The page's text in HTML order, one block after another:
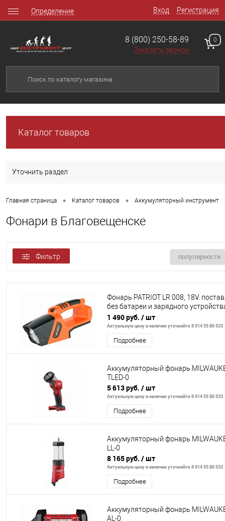
Вход Регистрация
Определение
8 (800) 250-58-89
Заказать звонок
0
Каталог товаров
Уточнить раздел
Главная страница • Каталог товаров • Аккумуляторный инструмент
Фонари в Благовещенске
Фильтр
Фонарь PATRIOT LR 008, 18V.
без батареи и зарядного
блистер, UES
1 490 руб. / шт
Актуальную цену и наличие уточняйте 8 914 55 80 533
Подробнее
Аккумуляторный фонарь
TLED-0
5 613 руб. / шт
Актуальную цену и наличие уточняйте 8 914 55 80 533
Подробнее
Аккумуляторный фонарь
LL-0
8 165 руб. / шт
Актуальную цену и наличие уточняйте 8 914 55 80 533
Подробнее
Аккумуляторный фонарь
AL-0